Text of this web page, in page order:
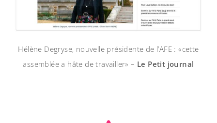
Hélène Degryse, nouvelle présidente de l’AFE : «cette
assemblée a hâte de travailler» – Le Petit journal